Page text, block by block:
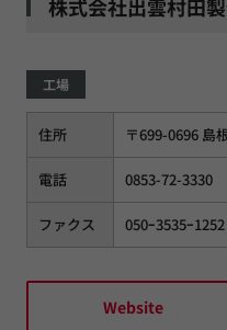
株式会社出雲村田
工場
住所 〒699-0696 島
電話 0853-72-3330
ファクス 050ｰ3535ｰ1252
Website